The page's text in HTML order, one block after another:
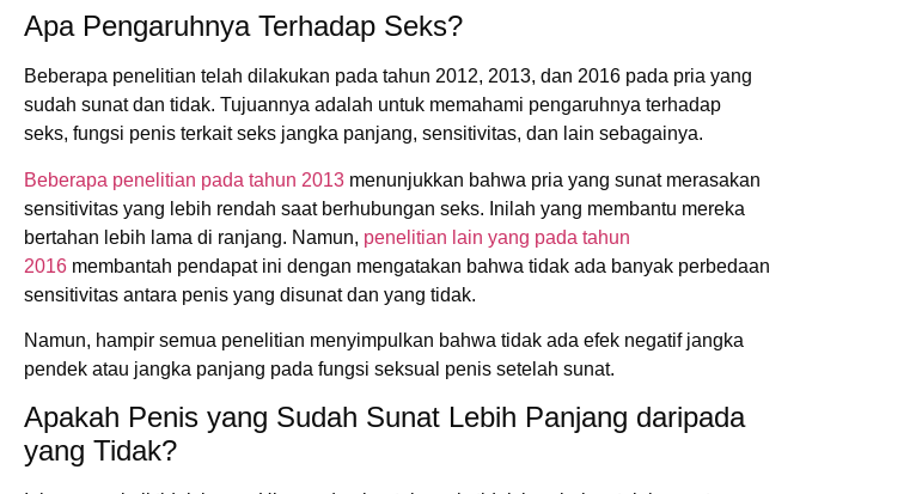
Apa Pengaruhnya Terhadap Seks?
Beberapa penelitian telah dilakukan pada tahun 2012, 2013, dan 2016 pada pria yang
sudah sunat dan tidak. Tujuannya adalah untuk memahami pengaruhnya terhadap
seks, fungsi penis terkait seks jangka panjang, sensitivitas, dan lain sebagainya.
Beberapa penelitian pada tahun 2013 menunjukkan bahwa pria yang sunat merasakan
sensitivitas yang lebih rendah saat berhubungan seks. Inilah yang membantu mereka
bertahan lebih lama di ranjang. Namun, penelitian lain yang pada tahun
2016 membantah pendapat ini dengan mengatakan bahwa tidak ada banyak perbedaan
sensitivitas antara penis yang disunat dan yang tidak.
Namun, hampir semua penelitian menyimpulkan bahwa tidak ada efek negatif jangka
pendek atau jangka panjang pada fungsi seksual penis setelah sunat.
Apakah Penis yang Sudah Sunat Lebih Panjang daripada
yang Tidak?